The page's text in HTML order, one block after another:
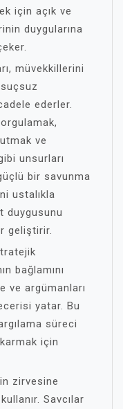
için açık ve
duygularına
müvekkillerini
ederler.
ve
unsurları
bir savunma
ustalıkla
duygusunu
geliştirir.
bağlamını
ve argümanları
yatar. Bu
süreci
için
zirvesine
Savcılar